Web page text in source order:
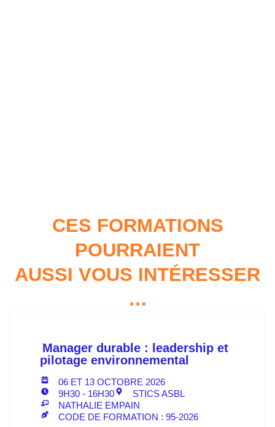
CES FORMATIONS
POURRAIENT
AUSSI VOUS INTÉRESSER
…
Manager durable : leadership et
pilotage environnemental
06 ET 13 OCTOBRE 2026
9H30 - 16H30
STICS ASBL
NATHALIE EMPAIN
CODE DE FORMATION : 95-2026